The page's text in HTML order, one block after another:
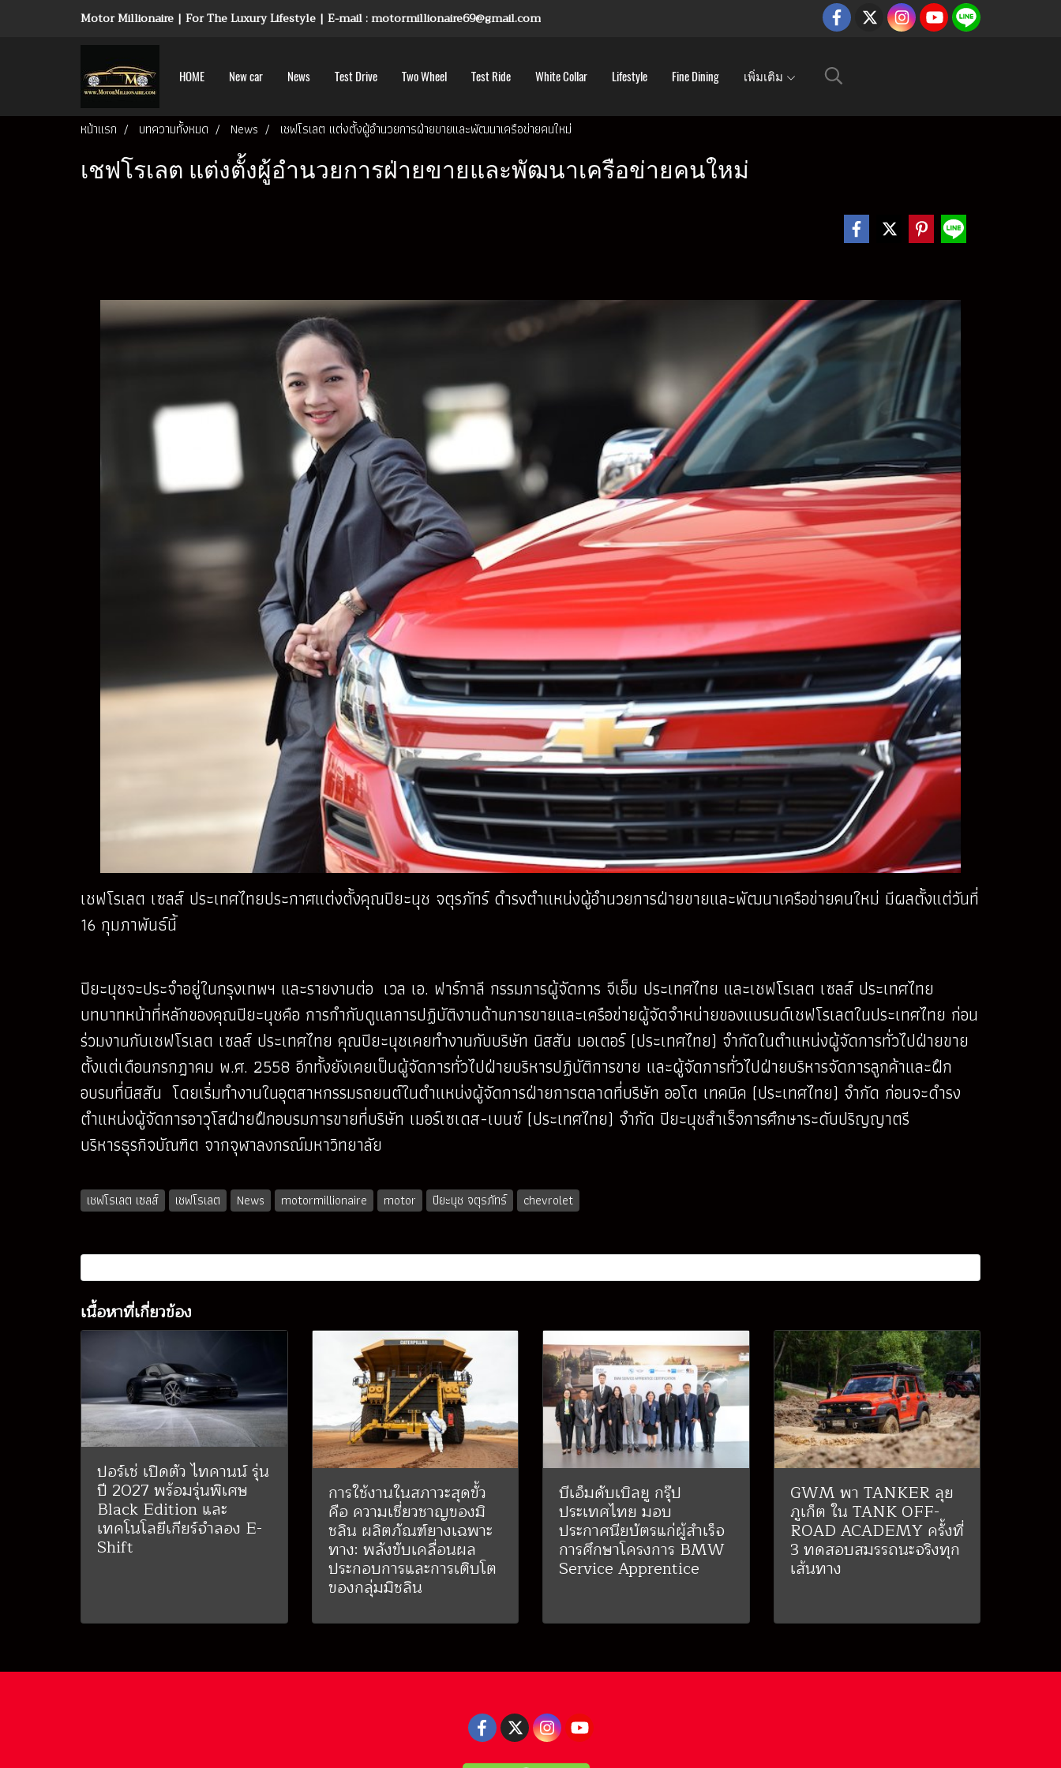
Motor Millionaire | For The Luxury Lifestyle | E-mail : motormillionaire69@gmail.com
HOME New car News Test Drive Two Wheel Test Ride White Collar Lifestyle Fine Dining เพิ่มเติม
หน้าแรก บทความทั้งหมด News เชฟโรเลต แต่งตั้งผู้อำนวยการฝ่ายขายและพัฒนาเครือข่ายคนใหม่
เชฟโรเลต แต่งตั้งผู้อำนวยการฝ่ายขายและพัฒนาเครือข่ายคนใหม่
เชฟโรเลต เซลส์ ประเทศไทยประกาศแต่งตั้งคุณปิยะนุช จตุรภัทร์ ดำรงตำแหน่งผู้อำนวยการฝ่ายขายและพัฒนาเครือข่ายคนใหม่ มีผลตั้งแต่วันที่
16 กุมภาพันธ์นี้
ปิยะนุชจะประจำอยู่ในกรุงเทพฯ และรายงานต่อ เวล เอ. ฟาร์กาลี กรรมการผู้จัดการ จีเอ็ม ประเทศไทย และเชฟโรเลต เซลส์ ประเทศไทย
บทบาทหน้าที่หลักของคุณปิยะนุชคือ การกำกับดูแลการปฏิบัติงานด้านการขายและเครือข่ายผู้จัดจำหน่ายของแบรนด์เชฟโรเลตในประเทศไทย ก่อน
ร่วมงานกับเชฟโรเลต เซลส์ ประเทศไทย คุณปิยะนุชเคยทำงานกับบริษัท นิสสัน มอเตอร์ (ประเทศไทย) จำกัดในตำแหน่งผู้จัดการทั่วไปฝ่ายขาย
ตั้งแต่เดือนกรกฎาคม พ.ศ. 2558 อีกทั้งยังเคยเป็นผู้จัดการทั่วไปฝ่ายบริหารปฏิบัติการขาย และผู้จัดการทั่วไปฝ่ายบริหารจัดการลูกค้าและฝึก
อบรมที่นิสสัน โดยเริ่มทำงานในอุตสาหกรรมรถยนต์ในตำแหน่งผู้จัดการฝ่ายการตลาดที่บริษัท ออโต เทคนิค (ประเทศไทย) จำกัด ก่อนจะดำรง
ตำแหน่งผู้จัดการอาวุโสฝ่ายฝึกอบรมการขายที่บริษัท เมอร์เซเดส-เบนซ์ (ประเทศไทย) จำกัด ปิยะนุชสำเร็จการศึกษาระดับปริญญาตรี
บริหารธุรกิจบัณฑิต จากจุฬาลงกรณ์มหาวิทยาลัย
เชฟโรเลต เซลส์ เชฟโรเลต News motormillionaire motor ปิยะนุช จตุรภัทร์ chevrolet
เนื้อหาที่เกี่ยวข้อง
ปอร์เช่ เปิดตัว ไทคานน์ รุ่น
ปี 2027 พร้อมรุ่นพิเศษ
Black Edition และ
เทคโนโลยีเกียร์จำลอง E-
Shift
การใช้งานในสภาวะสุดขั้ว
คือ ความเชี่ยวชาญของมิ
ชลิน ผลิตภัณฑ์ยางเฉพาะ
ทาง: พลังขับเคลื่อนผล
ประกอบการและการเติบโต
ของกลุ่มมิชลิน
บีเอ็มดับเบิลยู กรุ๊ป
ประเทศไทย มอบ
ประกาศนียบัตรแก่ผู้สำเร็จ
การศึกษาโครงการ BMW
Service Apprentice
GWM พา TANKER ลุย
ภูเก็ต ใน TANK OFF-
ROAD ACADEMY ครั้งที่
3 ทดสอบสมรรถนะจริงทุก
เส้นทาง